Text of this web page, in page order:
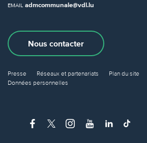
EMAIL admcommunale@vdl.lu
Nous contacter
Presse Réseaux et partenariats Plan du site
Données personnelles